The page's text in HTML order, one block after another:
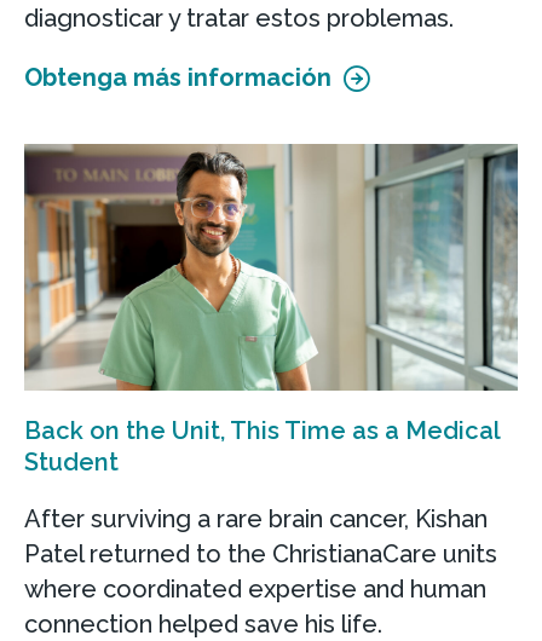
diagnosticar y tratar estos problemas.
Obtenga más información
Back on the Unit, This Time as a Medical
Student
After surviving a rare brain cancer, Kishan
Patel returned to the ChristianaCare units
where coordinated expertise and human
connection helped save his life.